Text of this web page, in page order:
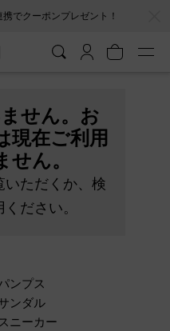
でクーポンプレゼント！
せん。お
現在ご利用
ん。
いただくか、検
ださい。
ンプス
ンダル
スニーカー